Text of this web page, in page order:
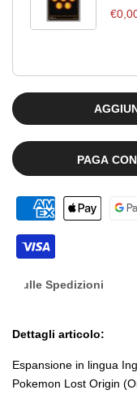
barra
Perduta
Busta
[ENG]
Perduta
1
Busta
[ENG]
PAGA
Sulle Spedizioni
Dettagli articolo:
Espansione in lingua
Pokemon Lost Origin